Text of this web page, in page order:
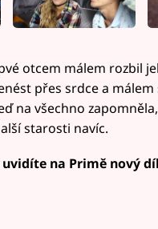
otcem málem rozbil
přes srdce a málem
na všechno
starosti navíc.
na Primě nový